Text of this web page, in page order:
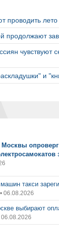
проводить
продолжают
чувствуют
и
Москвы
такси
• 06.08.2026
выбирают
06.08.2026